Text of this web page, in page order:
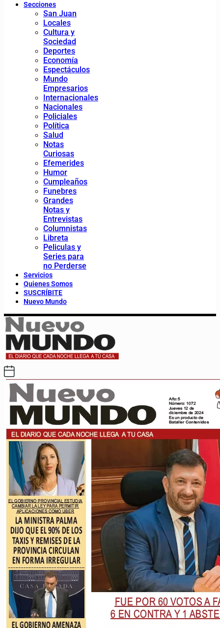
Secciones
San Juan
Locales
Cultura y
Sociedad
Deportes
Economía
Espectáculos
Mundo
Empresarios
Internacionales
Nacionales
Policiales
Política
Salud
Notas
Curiosas
Efemerides
Humor
Cumpleaños
Funebres
Grandes
Notas y
Entrevistas
Columnistas
Libreta
Peliculas y
Series para
no Perderse
Servicios
Quienes Somos
SUSCRÍBITE
Nuevo Mundo